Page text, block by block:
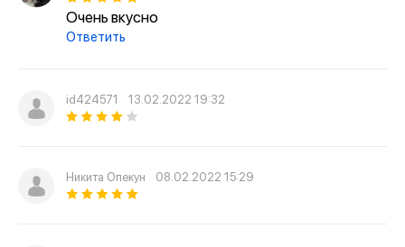
Очень вкусно
Ответить
id424571 13.02.2022 19:32
Никита Опекун 08.02.2022 15:29